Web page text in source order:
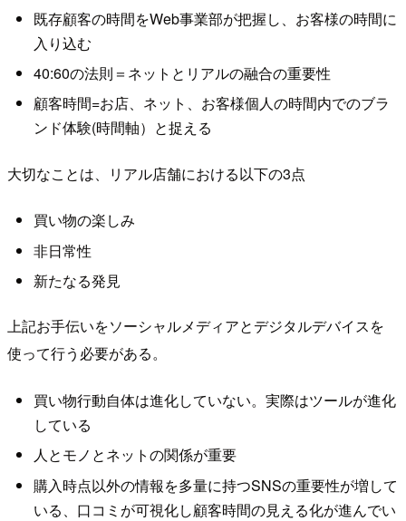
既存顧客の時間をWeb事業部が把握し、お客様の時間に
入り込む
40:60の法則＝ネットとリアルの融合の重要性
顧客時間=お店、ネット、お客様個人の時間内でのブラ
ンド体験(時間軸）と捉える
大切なことは、リアル店舗における以下の3点
買い物の楽しみ
非日常性
新たなる発見
上記お手伝いをソーシャルメディアとデジタルデバイスを
使って行う必要がある。
買い物行動自体は進化していない。実際はツールが進化
している
人とモノとネットの関係が重要
購入時点以外の情報を多量に持つSNSの重要性が増して
いる、口コミが可視化し顧客時間の見える化が進んでい